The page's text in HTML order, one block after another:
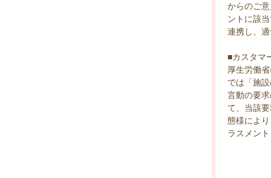
からのご
ントに該
連携し、
■カスタマ
厚生労働
では「施
言動の要
て、当該
態様によ
ラスメン